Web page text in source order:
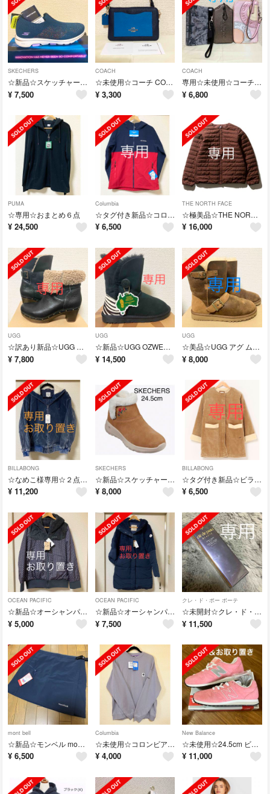
SKECHERS
☆新品☆スケッチャーズ スニーカー スリッポン 24.5 ネイビー
¥ 7,500
COACH
☆未使用☆コーチ COACH レザー リストレット カラーブロック ブルー系
¥ 3,300
COACH
専用☆未使用☆コーチ COACH リストレット おまとめ 計4点セット
¥ 6,800
PUMA
☆専用☆おまとめ６点
¥ 24,500
Columbia
☆タグ付き新品☆コロンビア columbia マウンテン ジャケット XL
¥ 6,500
THE NORTH FACE
☆極美品☆THE NORTH FACE ノースフェイス ダウンカーディガン XL
¥ 16,000
UGG
☆訳あり新品☆UGG アグ 2way ブーツ 25cm
¥ 7,800
UGG
☆新品☆UGG OZWEAR 2way ムートンブーツ 24cm 日本未発売
¥ 14,500
UGG
☆美品☆UGG アグ ムートンブーツ DYLYN 24cm
¥ 8,000
BILLABONG
☆なめこ様専用☆２点おまとめ
¥ 11,200
SKECHERS
☆新品☆スケッチャーズ 本革 スウェード ブーツ 24.5cm
¥ 8,000
BILLABONG
☆タグ付き新品☆ビラボン ノーカラー ベロア ジャケット Ｌ
¥ 6,500
OCEAN PACIFIC
☆新品☆オーシャンパシフィック OP 中綿 リバーシブル ジャケット XL 水玉
¥ 5,000
OCEAN PACIFIC
☆新品☆オーシャンパシフィック OP 中綿 フード ロング ジャケット L
¥ 7,500
クレ・ド・ポー ボーテ
☆未開封☆クレ・ド・ポー ボーテ タンクレームエクラn オークル20
¥ 11,500
mont bell
☆新品☆モンベル mont-bell スカートに見えるショーツ XL 裏起毛
¥ 6,500
Columbia
☆未使用☆コロンビア メンズ スウェット トレーナー L（リラックスフィット）
¥ 4,000
New Balance
☆未使用☆24.5cm ビームス別注 ニューバランス U520 限定 NB
¥ 11,000